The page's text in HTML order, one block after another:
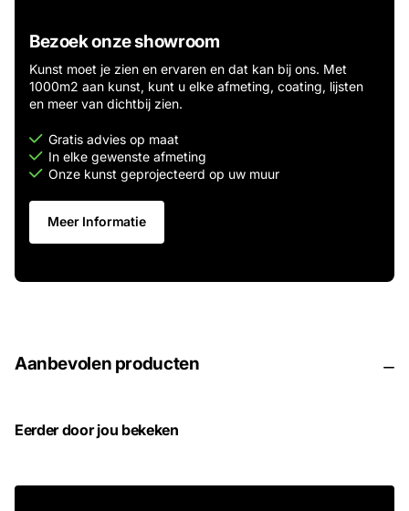
Bezoek onze showroom
Kunst moet je zien en ervaren en dat kan bij ons. Met
1000m2 aan kunst, kunt u elke afmeting, coating, lijsten
en meer van dichtbij zien.
Gratis advies op maat
In elke gewenste afmeting
Onze kunst geprojecteerd op uw muur
Meer Informatie
Aanbevolen producten
Eerder door jou bekeken